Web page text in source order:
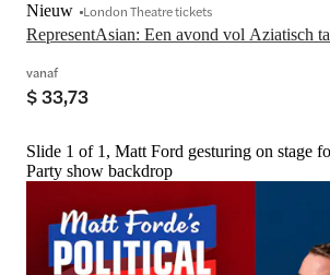
RepresentAsian: Een avond vol Aziatisch
Nieuw London Theatre tickets
vanaf
$ 33,73
Slide 1 of 1, Matt Ford gesturing on stage
Party show backdrop